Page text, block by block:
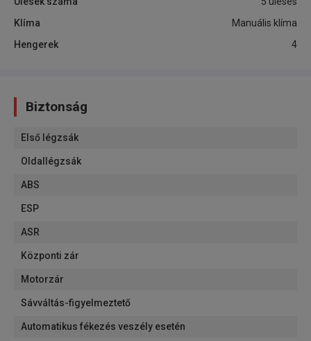
Klíma
Manuális klíma
Hengerek
4
Biztonság
Első légzsák
Oldallégzsák
ABS
ESP
ASR
Központi zár
Motorzár
Sávváltás-figyelmeztető
Automatikus fékezés veszély esetén